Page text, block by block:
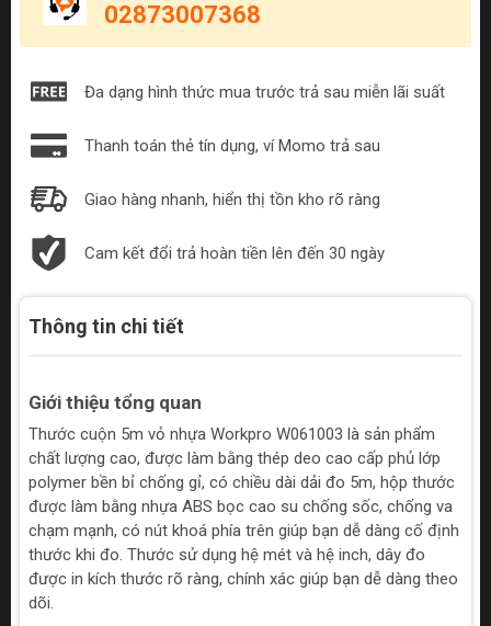
02873007368
Đa dạng hình thức mua trước trả sau miễn lãi suất
Thanh toán thẻ tín dụng, ví Momo trả sau
Giao hàng nhanh, hiển thị tồn kho rõ ràng
Cam kết đổi trả hoàn tiền lên đến 30 ngày
Thông tin chi tiết
Giới thiệu tổng quan
Thước cuộn 5m vỏ nhựa Workpro W061003 là sản phẩm
chất lượng cao, được làm bằng thép deo cao cấp phủ lớp
polymer bền bỉ chống gỉ, có chiều dài dải đo 5m, hộp thước
được làm bằng nhựa ABS bọc cao su chống sốc, chống va
chạm mạnh, có nút khoá phía trên giúp bạn dễ dàng cố định
thước khi đo. Thước sử dụng hệ mét và hệ inch, dây đo
được in kích thước rõ ràng, chính xác giúp bạn dễ dàng theo
dõi.